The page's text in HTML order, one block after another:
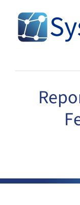
content